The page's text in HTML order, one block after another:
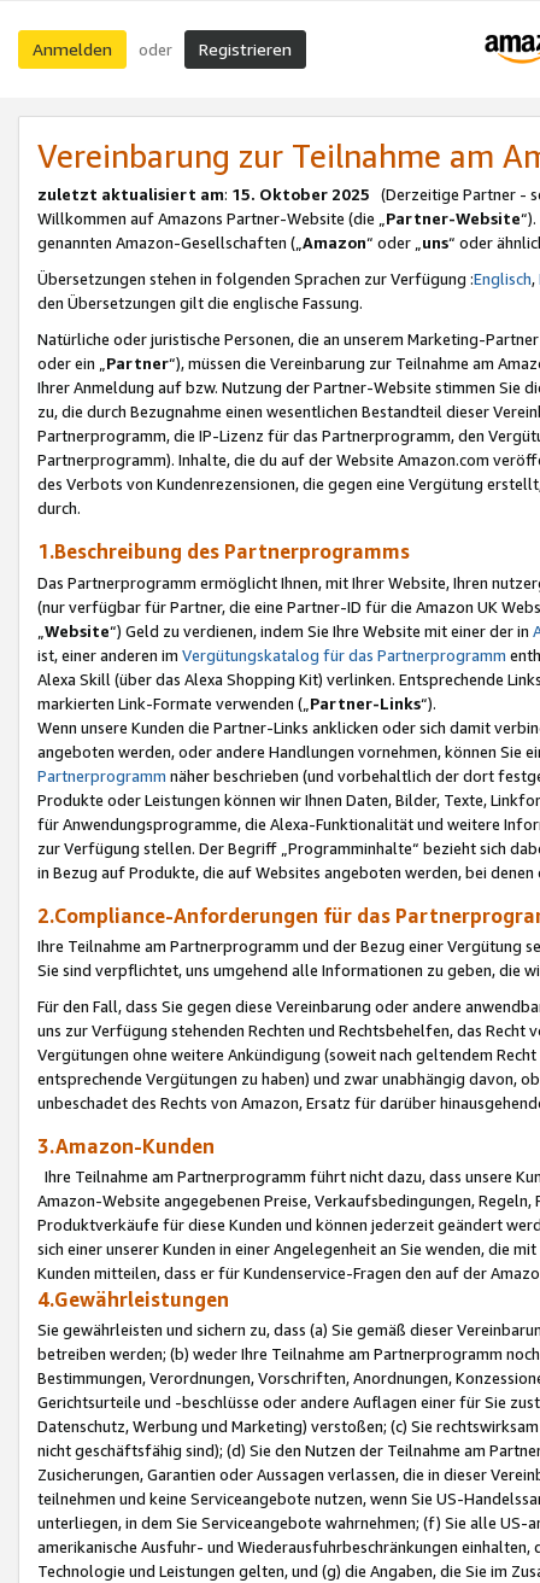
Anmelden oder Registrieren
Vereinbarung zur Teilnahme am
zuletzt aktualisiert am: 15. Oktober 2025 (Derzeitige Partner -
Willkommen auf Amazons Partner-Website (die „Partner-Website
genannten Amazon-Gesellschaften („Amazon“ oder „uns“ oder
Übersetzungen stehen in folgenden Sprachen zur Verfügung :Englisch,
den Übersetzungen gilt die englische Fassung.
Natürliche oder juristische Personen, die an unserem Marketing-
oder ein „Partner“), müssen die Vereinbarung zur Teilnahme am
Ihrer Anmeldung auf bzw. Nutzung der Partner-Website stimmen Sie
zu, die durch Bezugnahme einen wesentlichen Bestandteil dieser
Partnerprogramm, die IP-Lizenz für das Partnerprogramm, den
Partnerprogramm). Inhalte, die du auf der Website Amazon.com
des Verbots von Kundenrezensionen, die gegen eine Vergütung
durch.
1.Beschreibung des Partnerprogramms
Das Partnerprogramm ermöglicht Ihnen, mit Ihrer Website, Ihren
(nur verfügbar für Partner, die eine Partner-ID für die Amazon UK
Website“) Geld zu verdienen, indem Sie Ihre Website mit einer der in
ist, einer anderen im Vergütungskatalog für das Partnerprogramm
Alexa Skill (über das Alexa Shopping Kit) verlinken. Entsprechende
markierten Link-Formate verwenden („ Partner-Links“).
Wenn unsere Kunden die Partner-Links anklicken oder sich damit
angeboten werden, oder andere Handlungen vornehmen, können Sie
Partnerprogramm näher beschrieben (und vorbehaltlich der dort
Produkte oder Leistungen können wir Ihnen Daten, Bilder, Texte,
für Anwendungsprogramme, die Alexa-Funktionalität und weitere
zur Verfügung stellen. Der Begriff „Programminhalte“ bezieht sich
in Bezug auf Produkte, die auf Websites angeboten werden, bei
2.Compliance-Anforderungen für das
Ihre Teilnahme am Partnerprogramm und der Bezug einer Vergütung
Sie sind verpflichtet, uns umgehend alle Informationen zu geben, die
Für den Fall, dass Sie gegen diese Vereinbarung oder andere
uns zur Verfügung stehenden Rechten und Rechtsbehelfen, das
Vergütungen ohne weitere Ankündigung (soweit nach geltendem
entsprechende Vergütungen zu haben) und zwar unabhängig davon,
unbeschadet des Rechts von Amazon, Ersatz für darüber
3.Amazon-Kunden
Ihre Teilnahme am Partnerprogramm führt nicht dazu, dass unsere
Amazon-Website angegebenen Preise, Verkaufsbedingungen,
Produktverkäufe für diese Kunden und können jederzeit geändert
sich einer unserer Kunden in einer Angelegenheit an Sie wenden, die
Kunden mitteilen, dass er für Kundenservice-Fragen den auf der
4.Gewährleistungen
Sie gewährleisten und sichern zu, dass (a) Sie gemäß dieser
betreiben werden; (b) weder Ihre Teilnahme am Partnerprogramm
Bestimmungen, Verordnungen, Vorschriften, Anordnungen,
Gerichtsurteile und -beschlüsse oder andere Auflagen einer für Sie
Datenschutz, Werbung und Marketing) verstoßen; (c) Sie
nicht geschäftsfähig sind); (d) Sie den Nutzen der Teilnahme am
Zusicherungen, Garantien oder Aussagen verlassen, die in dieser
teilnehmen und keine Serviceangebote nutzen, wenn Sie US-
unterliegen, in dem Sie Serviceangebote wahrnehmen; (f) Sie alle
amerikanische Ausfuhr- und Wiederausfuhrbeschränkungen
Technologie und Leistungen gelten, und (g) die Angaben, die Sie im